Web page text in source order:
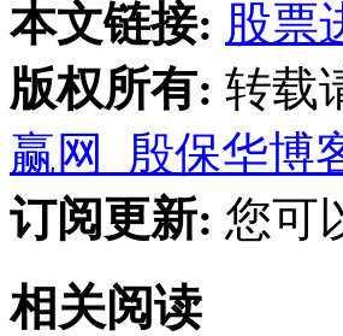
本文链接: 股票
版权所有: 转载
赢网_殷保华博
订阅更新: 您可
相关阅读